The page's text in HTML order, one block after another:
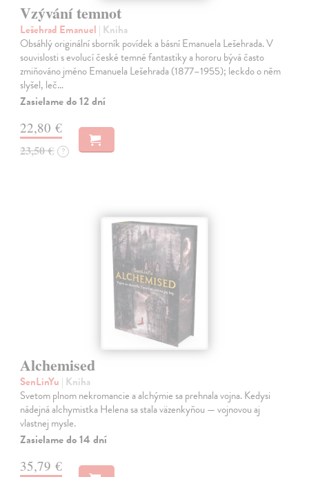
Vzývání temnot
Lešehrad Emanuel | Kniha
Obsáhlý originální sborník povídek a básní Emanuela Lešehrada. V
souvislosti s evolucí české temné fantastiky a hororu bývá často
zmiňováno jméno Emanuela Lešehrada (1877–1955); leckdo o něm
slyšel, leč…
Zasielame do 12 dní
22,80 €
23,50 € ?
Alchemised
SenLinYu | Kniha
Svetom plnom nekromancie a alchýmie sa prehnala vojna. Kedysi
nádejná alchymistka Helena sa stala väzenkyňou — vojnovou aj
vlastnej mysle.
Zasielame do 14 dní
35,79 €